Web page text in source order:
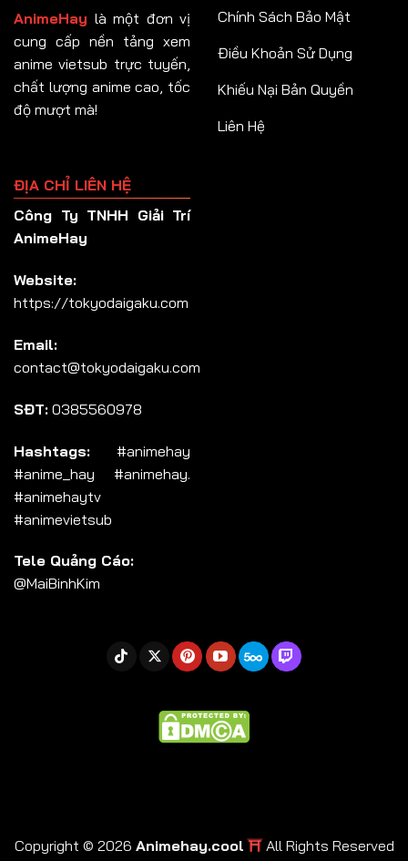
AnimeHay là một đơn vị
cung cấp nền tảng xem
anime vietsub trực tuyến,
chất lượng anime cao, tốc
độ mượt mà!
Chính Sách Bảo Mật
Điều Khoản Sử Dụng
Khiếu Nại Bản Quyền
Liên Hệ
ĐỊA CHỈ LIÊN HỆ
Công Ty TNHH Giải Trí
AnimeHay
Website:
https://tokyodaigaku.com
Email:
contact@tokyodaigaku.com
SĐT: 0385560978
Hashtags: #animehay
#anime_hay #animehay.
#animehaytv
#animevietsub
Tele Quảng Cáo:
@MaiBinhKim
Copyright © 2026 Animehay.cool ⛩All Rights Reserved